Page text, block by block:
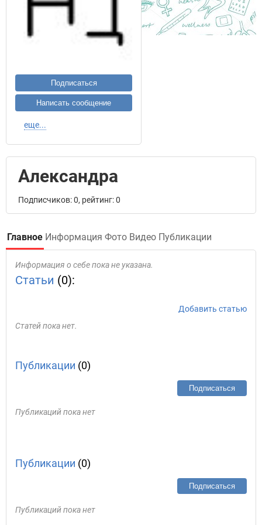
Подписаться
Написать сообщение
еще...
Александра
Подписчиков: 0, рейтинг: 0
Главное Информация Фото Видео Публикации
Информация о себе пока не указана.
Статьи (0):
Добавить статью
Статей пока нет.
Публикации (0)
Подписаться
Публикаций пока нет
Публикации (0)
Подписаться
Публикаций пока нет